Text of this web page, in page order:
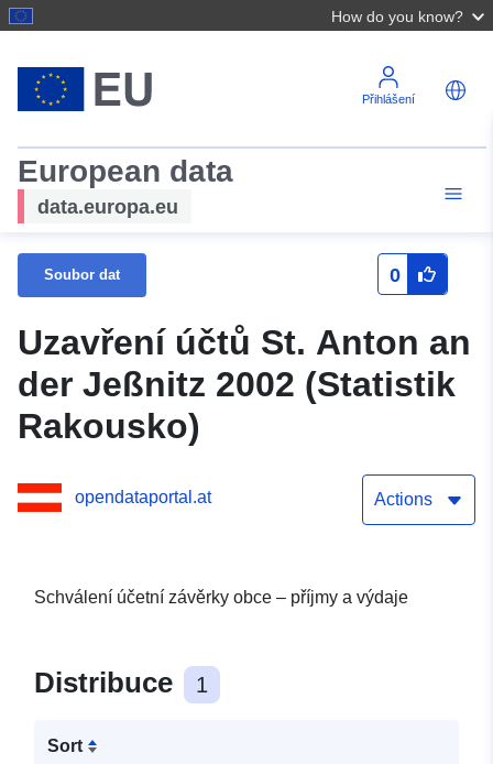
How do you know?
Přihlášení
European data
data.europa.eu
Soubor dat 0
Uzavření účtů St. Anton an
der Jeßnitz 2002 (Statistik
Rakousko)
opendataportal.at Actions
Schválení účetní závěrky obce – příjmy a výdaje
Distribuce 1
Sort